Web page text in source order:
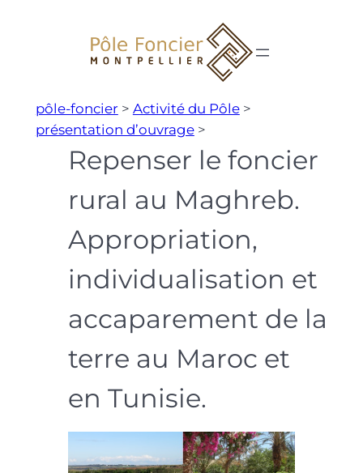
pôle-foncier > Activité du Pôle>
présentation d’ouvrage>
Repenser le foncier
rural au Maghreb.
Appropriation,
individualisation et
accaparement de la
terre au Maroc et
en Tunisie.